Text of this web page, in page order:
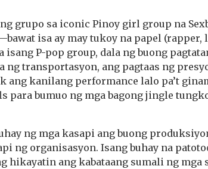
grupo sa iconic Pinoy girl group na
isa ay may tukoy na papel (rapper,
isang P-pop group, dala ng buong
ng transportasyon, ang pagtaas ng
ang kanilang performance lalo pa’t
para bumuo ng mga bagong jingle
ng mga kasapi ang buong
ng organisasyon. Isang buhay na
hikayatin ang kabataang sumali ng